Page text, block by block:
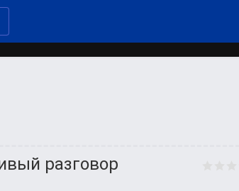
разговор